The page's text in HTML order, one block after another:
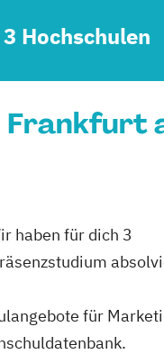
3 Hochschulen
Frankfurt
haben für dich 3
für